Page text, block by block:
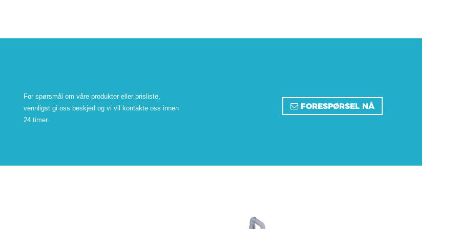
For spørsmål om våre produkter eller prisliste,
vennligst gi oss beskjed og vi vil kontakte oss innen
24 timer.
FORESPØRSEL NÅ